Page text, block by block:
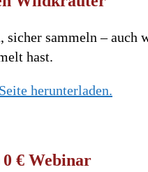
sicher sammeln – auch
hast.
herunterladen.
0 € Webinar